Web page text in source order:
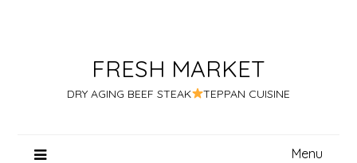
FRESH MARKET
DRY AGING BEEF STEAK TEPPAN CUISINE
Menu